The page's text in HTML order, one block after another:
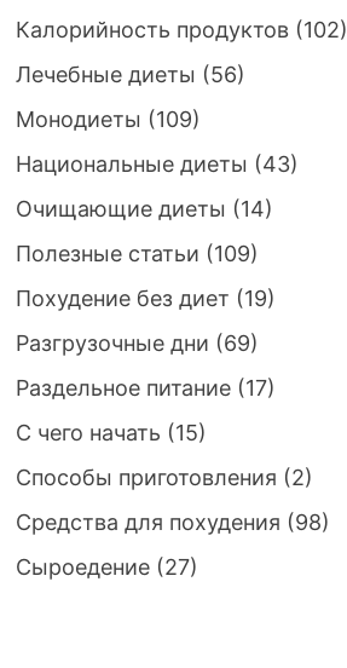
Калорийность продуктов(102)
Лечебные диеты (56)
Монодиеты (109)
Национальные диеты (43)
Очищающие диеты (14)
Полезные статьи (109)
Похудение без диет (19)
Разгрузочные дни (69)
Раздельное питание(17)
С чего начать (15)
Способы приготовления (2)
Средства для похудения (98)
Сыроедение(27)